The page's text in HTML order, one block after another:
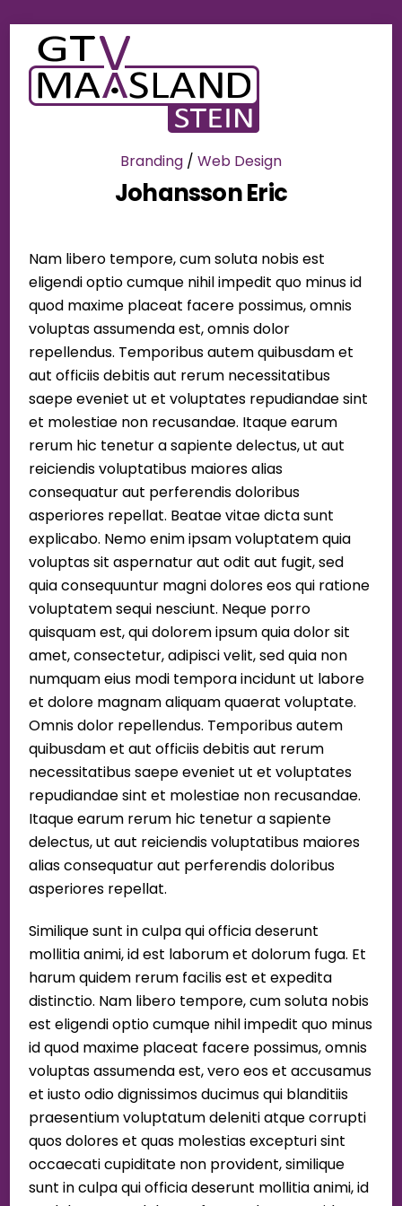
content
Branding / Web Design
Johansson Eric
Nam libero tempore, cum soluta nobis est
eligendi optio cumque nihil impedit quo minus id
quod maxime placeat facere possimus, omnis
voluptas assumenda est, omnis dolor
repellendus. Temporibus autem quibusdam et
aut officiis debitis aut rerum necessitatibus
saepe eveniet ut et voluptates repudiandae sint
et molestiae non recusandae. Itaque earum
rerum hic tenetur a sapiente delectus, ut aut
reiciendis voluptatibus maiores alias
consequatur aut perferendis doloribus
asperiores repellat. Beatae vitae dicta sunt
explicabo. Nemo enim ipsam voluptatem quia
voluptas sit aspernatur aut odit aut fugit, sed
quia consequuntur magni dolores eos qui ratione
voluptatem sequi nesciunt. Neque porro
quisquam est, qui dolorem ipsum quia dolor sit
amet, consectetur, adipisci velit, sed quia non
numquam eius modi tempora incidunt ut labore
et dolore magnam aliquam quaerat voluptate.
Omnis dolor repellendus. Temporibus autem
quibusdam et aut officiis debitis aut rerum
necessitatibus saepe eveniet ut et voluptates
repudiandae sint et molestiae non recusandae.
Itaque earum rerum hic tenetur a sapiente
delectus, ut aut reiciendis voluptatibus maiores
alias consequatur aut perferendis doloribus
asperiores repellat.
Similique sunt in culpa qui officia deserunt
mollitia animi, id est laborum et dolorum fuga. Et
harum quidem rerum facilis est et expedita
distinctio. Nam libero tempore, cum soluta nobis
est eligendi optio cumque nihil impedit quo minus
id quod maxime placeat facere possimus, omnis
voluptas assumenda est, vero eos et accusamus
et iusto odio dignissimos ducimus qui blanditiis
praesentium voluptatum deleniti atque corrupti
quos dolores et quas molestias excepturi sint
occaecati cupiditate non provident, similique
sunt in culpa qui officia deserunt mollitia animi, id